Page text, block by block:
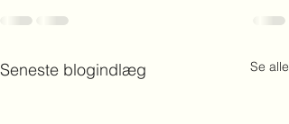
Seneste blogindlæg Se alle